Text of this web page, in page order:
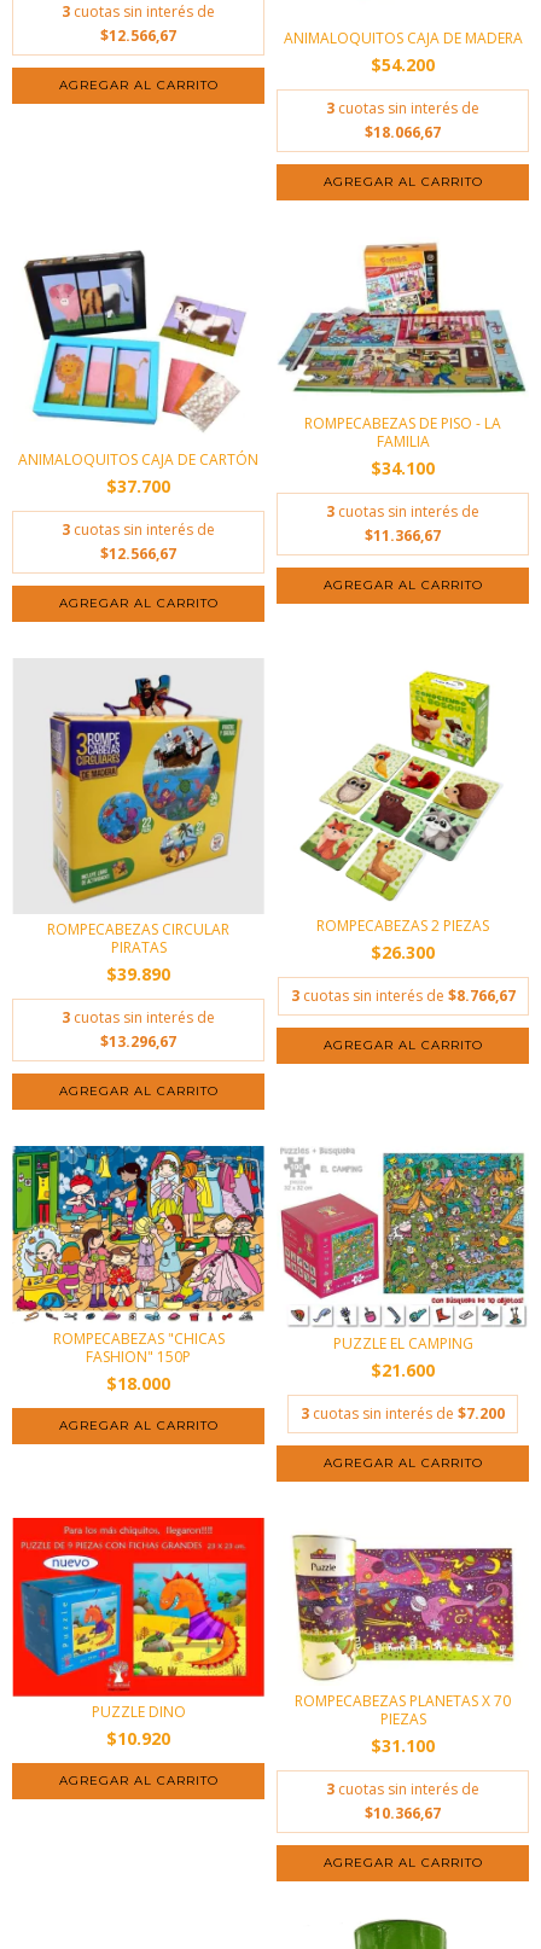
3 cuotas sin interés de
$12.566,67
ANIMALOQUITOS CAJA DE MADERA
$54.200
3 cuotas sin interés de
$18.066,67
ANIMALOQUITOS CAJA DE CARTÓN
$37.700
3 cuotas sin interés de
$12.566,67
ROMPECABEZAS DE PISO - LA
FAMILIA
$34.100
3 cuotas sin interés de
$11.366,67
ROMPECABEZAS CIRCULAR
PIRATAS
$39.890
3 cuotas sin interés de
$13.296,67
ROMPECABEZAS 2 PIEZAS
$26.300
3 cuotas sin interés de $8.766,67
AGREGAR AL CARRITO
ROMPECABEZAS "CHICAS
FASHION" 150P
$18.000
PUZZLE EL CAMPING
$21.600
3 cuotas sin interés de $7.200
PUZZLE DINO
$10.920
ROMPECABEZAS PLANETAS X 70
PIEZAS
$31.100
3 cuotas sin interés de
$10.366,67